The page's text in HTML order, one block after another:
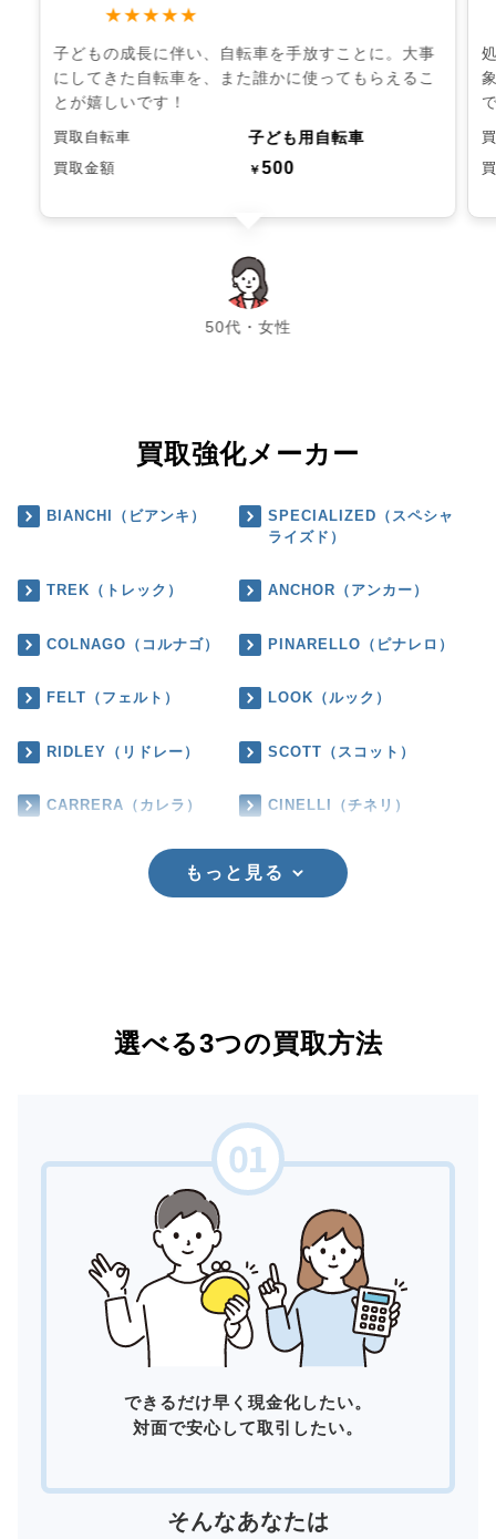
★★★★★
子どもの成長に伴い、自転車を手放すことに。大事
にしてきた自転車を、また誰かに使ってもらえるこ
とが嬉しいです！
買取自転車 子ども用自転車
買取金額 ￥500
50代・女性
chevron_left chevron_right
買取強化メーカー
BIANCHI（ビアンキ）
SPECIALIZED（スペシャ
ライズド）
TREK（トレック） ANCHOR（アンカー）
COLNAGO（コルナゴ） PINARELLO（ピナレロ）
FELT（フェルト） LOOK（ルック）
RIDLEY（リドレー） SCOTT（スコット）
CARRERA（カレラ） CINELLI（チネリ）
もっと見る
選べる3つの買取方法
できるだけ早く現金化したい。
対面で安心して取引したい。
そんなあなたは